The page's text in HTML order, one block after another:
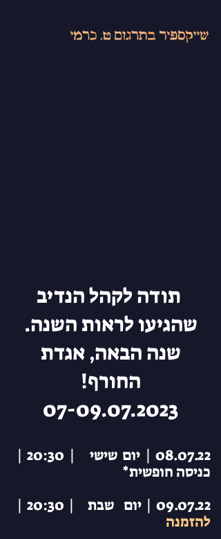
תודה לקהל הנדיב
שהגיעו לראות השנה.
שנה הבאה, אגדת
החורף!
07-09.07.2023
08.07.22 | יום שישי | 20:30 |
כניסה חופשית*
09.07.22 | יום שבת | 20:30 |
להזמנה